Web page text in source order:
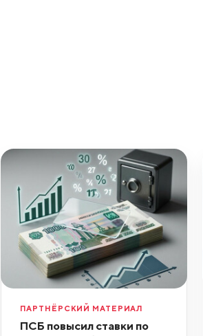
ПАРТНЁРСКИЙ МАТЕРИАЛ
ПСБ повысил ставки по